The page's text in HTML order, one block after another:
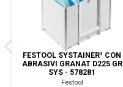
FESTOOL SYSTAINER³ CON
ABRASIVI GRANAT D225 GR
SYS - 578281
Festool